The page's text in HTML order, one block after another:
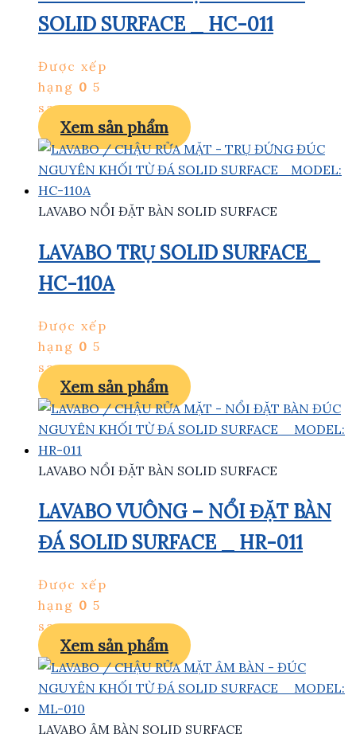
SOLID SURFACE _ HC-011
Được xếp
hạng 0 5
sao
Xem sản phẩm
LAVABO NỔI ĐẶT BÀN SOLID SURFACE
LAVABO TRỤ SOLID SURFACE_
HC-110A
Được xếp
hạng 0 5
sao
Xem sản phẩm
LAVABO NỔI ĐẶT BÀN SOLID SURFACE
LAVABO VUÔNG – NỔI ĐẶT BÀN
ĐÁ SOLID SURFACE _ HR-011
Được xếp
hạng 0 5
sao
Xem sản phẩm
LAVABO ÂM BÀN SOLID SURFACE